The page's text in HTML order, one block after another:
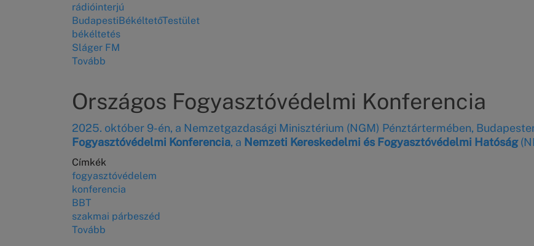
testületi
eljárást)
rádióinterjú
BudapestiBékéltetőTestület
békéltetés
Sláger FM
Tovább
Tudja,
fordulhat?
–
jogok
röviden)
Országos Fogyasztóvédelmi Konferencia
2025. október 9-én, a Nemzetgazdasági Minisztérium (NGM) Pénztártermében,
Fogyasztóvédelmi Konferencia, a Nemzeti Kereskedelmi és Fogyasztóvédelmi Hatóság
Címkék
fogyasztóvédelem
konferencia
BBT
szakmai párbeszéd
Tovább